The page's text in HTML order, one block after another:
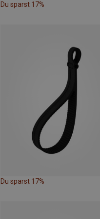
Du sparst 17%
Du sparst 17%